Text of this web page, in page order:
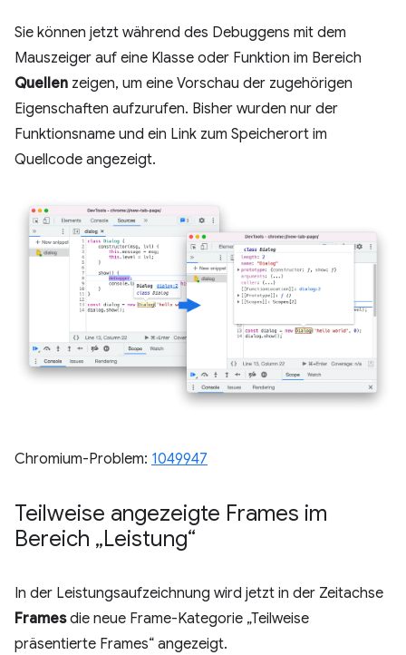
Sie können jetzt während des Debuggens mit dem
Mauszeiger auf eine Klasse oder Funktion im Bereich
Quellen zeigen, um eine Vorschau der zugehörigen
Eigenschaften aufzurufen. Bisher wurden nur der
Funktionsname und ein Link zum Speicherort im
Quellcode angezeigt.
Chromium-Problem: 1049947
Teilweise angezeigte Frames im
Bereich „Leistung“
In der Leistungsaufzeichnung wird jetzt in der Zeitachse
Framesdie neue Frame-Kategorie „Teilweise
präsentierte Frames“ angezeigt.